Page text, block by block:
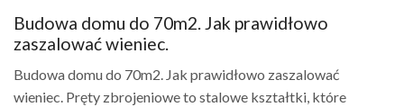
Budowa domu do 70m2. Jak prawidłowo
zaszalować wieniec.
Budowa domu do 70m2. Jak prawidłowo zaszalować
wieniec. Pręty zbrojeniowe to stalowe kształtki, które